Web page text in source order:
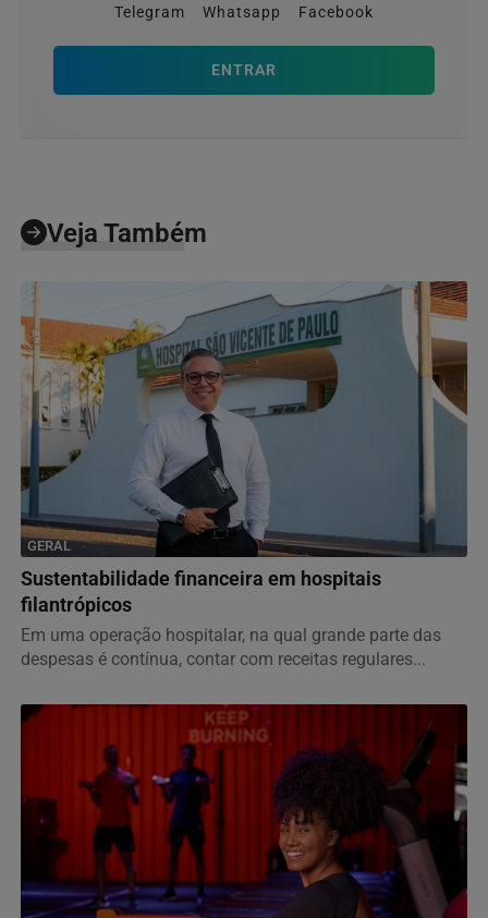
Telegram Whatsapp Facebook
ENTRAR
Veja Também
GERAL
Sustentabilidade financeira em hospitais
filantrópicos
Em uma operação hospitalar, na qual grande parte das
despesas é contínua, contar com receitas regulares...